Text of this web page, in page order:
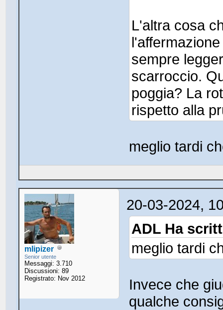
L'altra cosa
sempre
scarroccio.
poggia? La
rispetto alla
meglio tardi
mlipizer
Senior utente
Messaggi: 3.710
Discussioni: 89
Registrato: Nov 2012
20-03-2024,
ADL Ha
meglio tardi
Invece che
qualche